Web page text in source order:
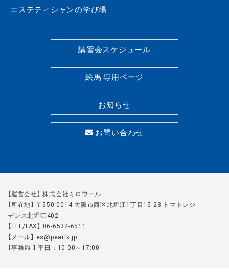
講習会スケジュール
絵馬 専用ページ
お知らせ
お問い合わせ
エステティシャンの学び場
【運営会社】 株式会社ミロワール
【所在地】 〒550-0014 大阪市西区北堀江1丁目15-23 トマトレジ
デンス北堀江402
【TEL/FAX】 06-6532-6511
【メール】 es@pearlk.jp
【事務局 】 平日：10:00～17:00